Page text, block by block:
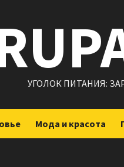
УГОЛОК ПИТАНИЯ:
Мода и красота